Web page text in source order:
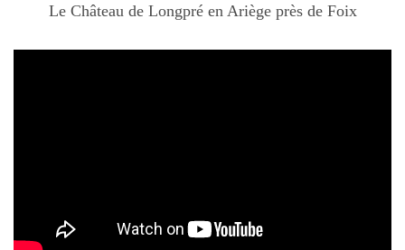
Le Château de Longpré en Ariège près de Foix